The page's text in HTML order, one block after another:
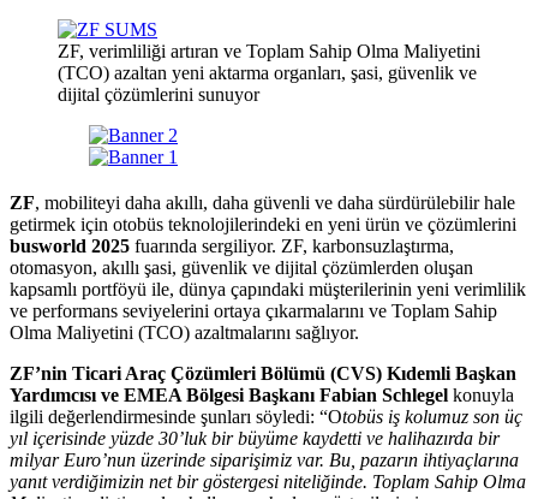
ZF, verimliliği artıran ve Toplam Sahip Olma Maliyetini
(TCO) azaltan yeni aktarma organları, şasi, güvenlik ve
dijital çözümlerini sunuyor
ZF, mobiliteyi daha akıllı, daha güvenli ve daha sürdürülebilir hale
getirmek için otobüs teknolojilerindeki en yeni ürün ve çözümlerini
busworld 2025 fuarında sergiliyor. ZF, karbonsuzlaştırma,
otomasyon, akıllı şasi, güvenlik ve dijital çözümlerden oluşan
kapsamlı portföyü ile, dünya çapındaki müşterilerinin yeni verimlilik
ve performans seviyelerini ortaya çıkarmalarını ve Toplam Sahip
Olma Maliyetini (TCO) azaltmalarını sağlıyor.
ZF’nin Ticari Araç Çözümleri Bölümü (CVS) Kıdemli Başkan
Yardımcısı ve EMEA Bölgesi Başkanı Fabian Schlegel konuyla
ilgili değerlendirmesinde şunları söyledi: “Otobüs iş kolumuz son üç
yıl içerisinde yüzde 30’luk bir büyüme kaydetti ve halihazırda bir
milyar Euro’nun üzerinde siparişimiz var. Bu, pazarın ihtiyaçlarına
yanıt verdiğimizin net bir göstergesi niteliğinde. Toplam Sahip Olma